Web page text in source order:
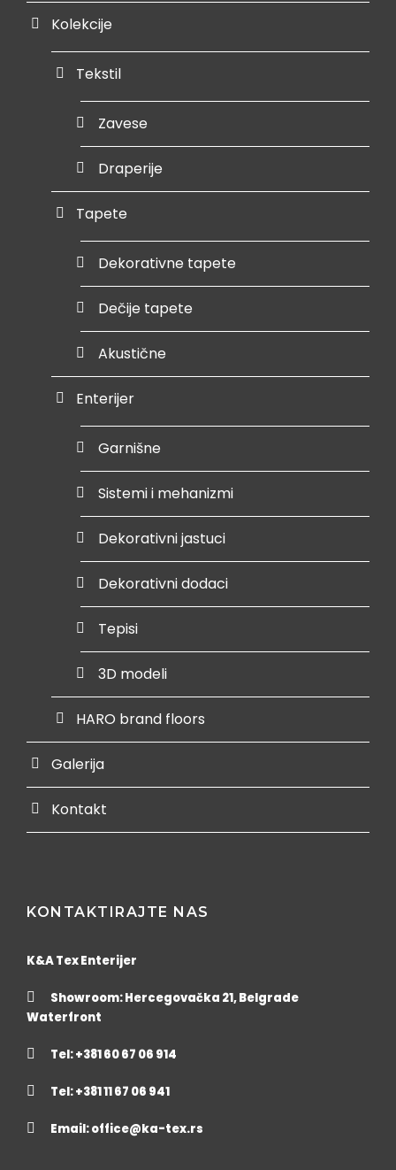
Kolekcije
Tekstil
Zavese
Draperije
Tapete
Dekorativne tapete
Dečije tapete
Akustične
Enterijer
Garnišne
Sistemi i mehanizmi
Dekorativni jastuci
Dekorativni dodaci
Tepisi
3D modeli
HARO brand floors
Galerija
Kontakt
KONTAKTIRAJTE NAS
K&A Tex Enterijer
Showroom: Hercegovačka 21, Belgrade
Waterfront
Tel: +381 60 67 06 914
Tel: +381 11 67 06 941
Email:office@ka-tex.rs